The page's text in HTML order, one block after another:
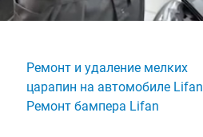
Ремонт и удаление мелких
царапин на автомобиле Lifan
Ремонт бампера Lifan